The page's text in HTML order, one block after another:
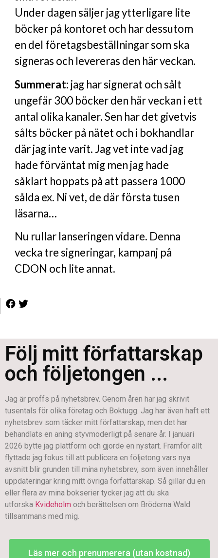
Under dagen säljer jag ytterligare lite
böcker på kontoret och har dessutom
en del företagsbeställningar som ska
signeras och levereras den här veckan.
Summerat: jag har signerat och sålt
ungefär 300 böcker den här veckan i ett
antal olika kanaler. Sen har det givetvis
sålts böcker på nätet och i bokhandlar
där jag inte varit. Jag vet inte vad jag
hade förväntat mig men jag hade
såklart hoppats på att passera 1000
sålda ex. Ni vet, de där första tusen
läsarna…
Nu rullar lanseringen vidare. Denna
vecka tre signeringar, kampanj på
CDON och lite annat.
Följ mitt författarskap
och följetongen ...
Jag är proffs på nyhetsbrev. Genom åren har jag skrivit
tusentals för olika företag och Boktugg. Jag har även haft ett
nyhetsbrev som täcker mitt författarskap, men det har
behandlats en aning styvmoderligt på senare år. I januari
2026 bytte jag plattform och gjorde en nystart. Framför allt
flyttade jag fokus till att publicera en följetong vars nya
avsnitt blir grunden till mina nyhetsbrev, som även innehåller
uppdateringar kring mitt övriga författarskap. Så gillar du en
eller flera av mina bokserier tycker jag att du ska
utforska Kvideholm och berättelsen om Bröderna Wald
tillsammans med mig.
Läs mer och prenumerera (utan kostnad)